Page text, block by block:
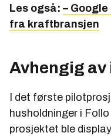
Les også: –
fra kraftbransjen
Avhengig
I det første
husholdninger i
prosjektet ble